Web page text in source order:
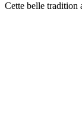
Cette belle tradition